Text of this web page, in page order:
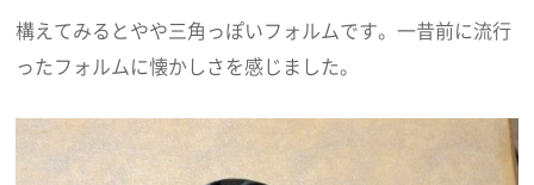
構えてみるとやや三角っぽいフォルムです。一昔前に流行
ったフォルムに懐かしさを感じました。